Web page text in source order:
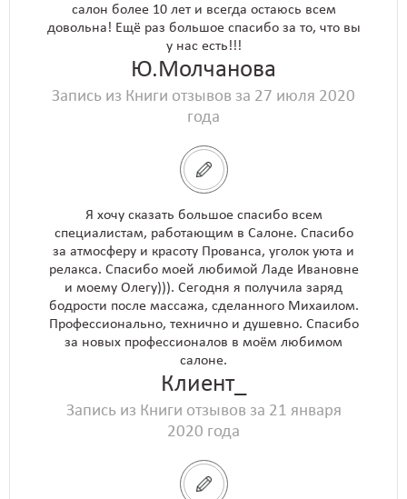
салон более 10 лет и всегда остаюсь всем
довольна! Ещё раз большое спасибо за то, что вы
у нас есть!!!
Ю.Молчанова
Запись из Книги отзывов за 27 июля 2020
года
Я хочу сказать большое спасибо всем
специалистам, работающим в Салоне. Спасибо
за атмосферу и красоту Прованса, уголок уюта и
релакса. Спасибо моей любимой Ладе Ивановне
и моему Олегу))). Сегодня я получила заряд
бодрости после массажа, сделанного Михаилом.
Профессионально, технично и душевно. Спасибо
за новых профессионалов в моём любимом
салоне.
Клиент_
Запись из Книги отзывов за 21 января
2020 года